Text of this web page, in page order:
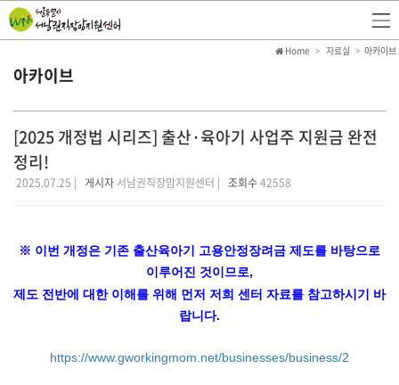
아카이브
Home 자료실 아카이브
[2025 개정법 시리즈] 출산·육아기 사업주 지원금 완전
정리!
2025.07.25 | 게시자 서남권직장맘지원센터 | 조회수42558
※ 이번 개정은 기존 출산육아기 고용안정장려금 제도를 바탕으로
이루어진 것이므로,
제도 전반에 대한 이해를 위해 먼저 저희 센터 자료를 참고하시기 바
랍니다.
https://www.gworkingmom.net/businesses/business/2